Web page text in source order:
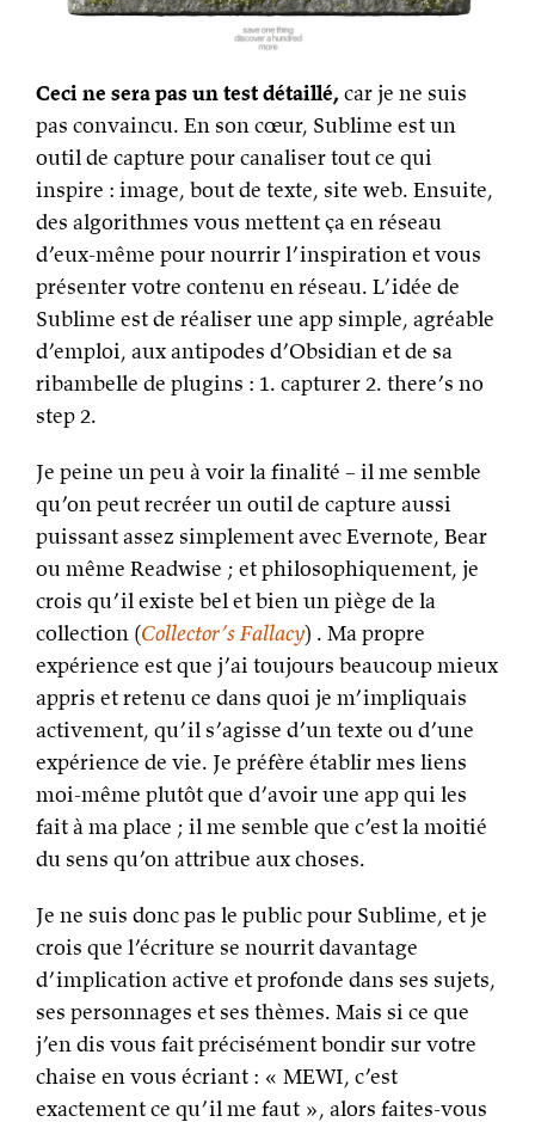
Ceci ne sera pas un test détaillé,car je ne suis
pas convaincu. En son cœur, Sublime est un
outil de capture pour canaliser tout ce qui
inspire : image, bout de texte, site web. Ensuite,
des algorithmes vous mettent ça en réseau
d’eux-même pour nourrir l’inspiration et vous
présenter votre contenu en réseau. L’idée de
Sublime est de réaliser une app simple, agréable
d’emploi, aux antipodes d’Obsidian et de sa
ribambelle de plugins : 1. capturer 2. there’s no
step 2.
Je peine un peu à voir la finalité – il me semble
qu’on peut recréer un outil de capture aussi
puissant assez simplement avec Evernote, Bear
ou même Readwise ; et philosophiquement, je
crois qu’il existe bel et bien un piège de la
collection (Collector’s Fallacy) . Ma propre
expérience est que j’ai toujours beaucoup mieux
appris et retenu ce dans quoi je m’impliquais
activement, qu’il s’agisse d’un texte ou d’une
expérience de vie. Je préfère établir mes liens
moi-même plutôt que d’avoir une app qui les
fait à ma place ; il me semble que c’est la moitié
du sens qu’on attribue aux choses.
Je ne suis donc pas le public pour Sublime, et je
crois que l’écriture se nourrit davantage
d’implication active et profonde dans ses sujets,
ses personnages et ses thèmes. Mais si ce que
j’en dis vous fait précisément bondir sur votre
chaise en vous écriant : « MEWI, c’est
exactement ce qu’il me faut », alors faites-vous